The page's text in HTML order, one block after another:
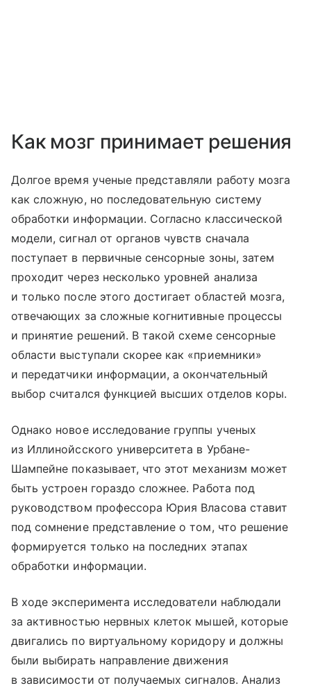
Как мозг принимает решения
Долгое время ученые представляли работу мозга
как сложную, но последовательную систему
обработки информации. Согласно классической
модели, сигнал от органов чувств сначала
поступает в первичные сенсорные зоны, затем
проходит через несколько уровней анализа
и только после этого достигает областей мозга,
отвечающих за сложные когнитивные процессы
и принятие решений. В такой схеме сенсорные
области выступали скорее как «приемники»
и передатчики информации, а окончательный
выбор считался функцией высших отделов коры.
Однако новое исследование группы ученых
из Иллинойсского университета в Урбане-
Шампейне показывает, что этот механизм может
быть устроен гораздо сложнее. Работа под
руководством профессора Юрия Власова ставит
под сомнение представление о том, что решение
формируется только на последних этапах
обработки информации.
В ходе эксперимента исследователи наблюдали
за активностью нервных клеток мышей, которые
двигались по виртуальному коридору и должны
были выбирать направление движения
в зависимости от получаемых сигналов. Анализ